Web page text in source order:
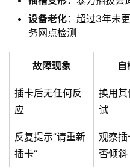
设备老化：超过3年未
务网点检测
故障现象 自
插卡后无任何反
应
换用其
试
反复提示”请重新
插卡”
观察插
否倾斜